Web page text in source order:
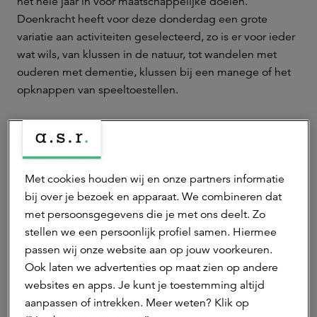
Doenkracht heeft voor deze donderdag een grote
variatie aan activiteiten geselecteerd, zo is er voor ieder
wat wils, van klussen in de natuur, tot wandelen met
ouderen met dementie, klussen bij een manege of het
opknappen van speeltoestellen.
Ewout Hollegien, de Chief Financial Officer en Rozan
Dekker, de Chief Risk Officer, nemen ook allebei deel
aan één van de activiteiten. Ewout zet zich in op
jubilerend Landgoed De Utrecht, waar het doel is om
maar liefs 5500 bomen te planten, van tien
verschillende boomsoorten. Rozan is aan de slag in
verzorgingstehuis Loericker Stee in Houten, waar zij
samen met collega’s een middag van vermaak verzorgt
voor de bewoners.
Marijke Troost, manager Doenkracht van a.s.r.: ‘Vandaag
Met cookies houden wij en onze partners informatie
bij over je bezoek en apparaat. We combineren dat
met persoonsgegevens die je met ons deelt. Zo
stellen we een persoonlijk profiel samen. Hiermee
passen wij onze website aan op jouw voorkeuren.
Ook laten we advertenties op maat zien op andere
websites en apps. Je kunt je toestemming altijd
aanpassen of intrekken. Meer weten? Klik op